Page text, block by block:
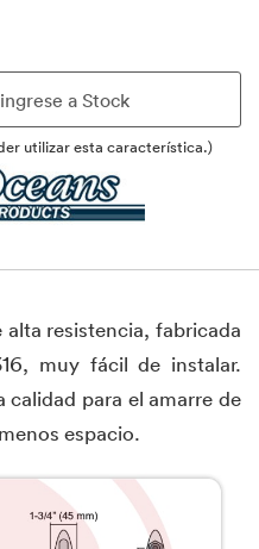
utilizar esta característica.)
resistencia, fabricada
muy fácil de instalar.
para el amarre de
espacio.